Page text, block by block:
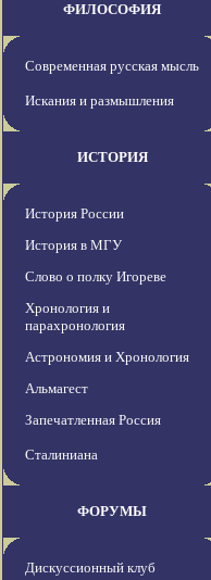
ФИЛОСОФИЯ
Современная русская мысль
Искания и размышления
ИСТОРИЯ
История России
История в МГУ
Слово о полку Игореве
Хронология и
парахронология
Астрономия и Хронология
Альмагест
Запечатленная Россия
Сталиниана
ФОРУМЫ
Дискуссионный клуб